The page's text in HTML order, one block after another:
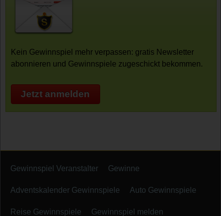
Kein Gewinnspiel mehr verpassen: gratis Newsletter
abonnieren und Gewinnspiele zugeschickt bekommen.
Jetzt anmelden
Gewinnspiel Veranstalter Gewinne
Adventskalender Gewinnspiele Auto Gewinnspiele
Reise Gewinnspiele Gewinnspiel melden